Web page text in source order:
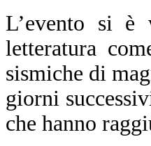
L’evento si è
letteratura
sismiche di
giorni
che hanno